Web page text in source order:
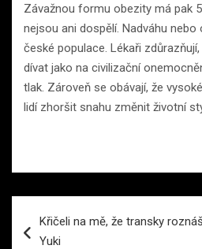
Závažnou formu obezity má pak
nejsou ani dospělí. Nadváhu
české populace. Lékaři
dívat jako na civilizační
tlak. Zároveň se obávají, že
lidí zhoršit snahu změnit životní
proKřičeli na mě, že transky
Yuki